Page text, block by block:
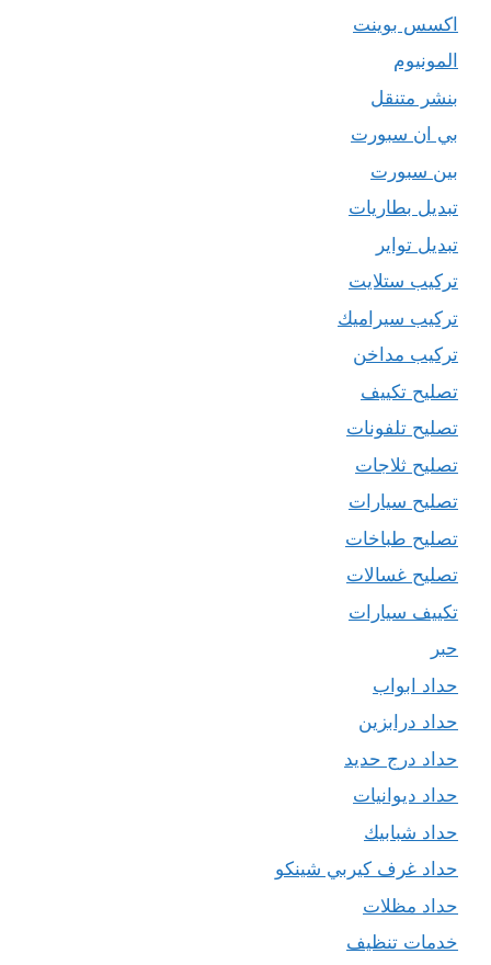
اكسس بوينت
المونيوم
بنشر متنقل
بي ان سبورت
بين سبورت
تبديل بطاريات
تبديل تواير
تركيب ستلايت
تركيب سيراميك
تركيب مداخن
تصليح تكييف
تصليح تلفونات
تصليح ثلاجات
تصليح سيارات
تصليح طباخات
تصليح غسالات
تكييف سيارات
حبر
حداد ابواب
حداد درابزين
حداد درج حديد
حداد ديوانيات
حداد شبابيك
حداد غرف كيربي شينكو
حداد مظلات
خدمات تنظيف